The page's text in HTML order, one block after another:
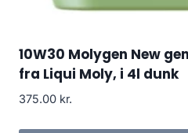
10W30 Molygen New
fra Liqui Moly, i 4l dunk
375.00 kr.